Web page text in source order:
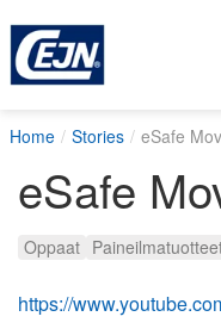
Home Stories eSafe
eSafe
Oppaat
https://